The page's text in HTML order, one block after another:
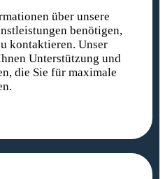
über unsere
benötigen,
kontaktieren. Unser
Unterstützung und
die Sie für maximale